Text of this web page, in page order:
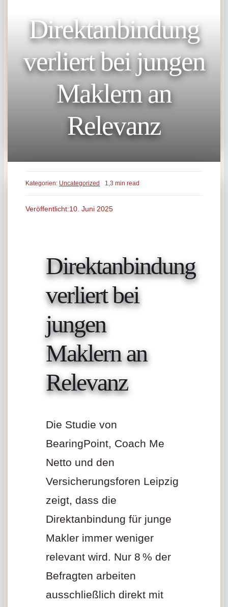
Direktanbindung
verliert bei jungen
Maklern an
Relevanz
Kategorien: Uncategorized 1,3 min read
Veröffentlicht:10. Juni 2025
Direktanbindung
verliert bei
jungen
Maklern an
Relevanz
Die Studie von
BearingPoint, Coach Me
Netto und den
Versicherungsforen Leipzig
zeigt, dass die
Direktanbindung für junge
Makler immer weniger
relevant wird. Nur 8 % der
Befragten arbeiten
ausschließlich direkt mit